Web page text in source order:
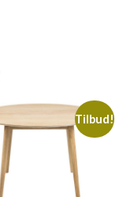
Tilbud!